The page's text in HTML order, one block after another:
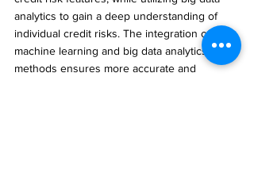
analytics to gain a deep understanding of
individual credit risks. The integration of
machine learning and big data analytics
methods ensures more accurate and